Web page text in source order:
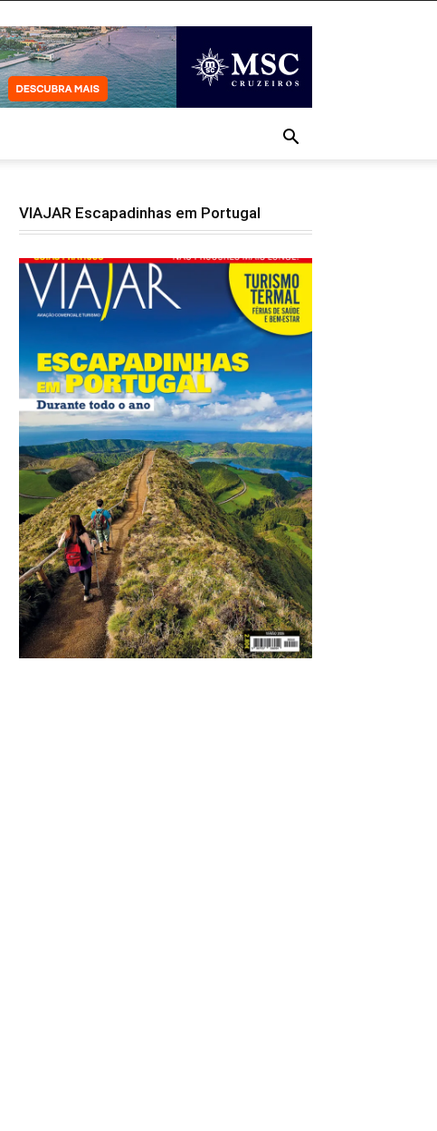
VIAJAR Escapadinhas em Portugal